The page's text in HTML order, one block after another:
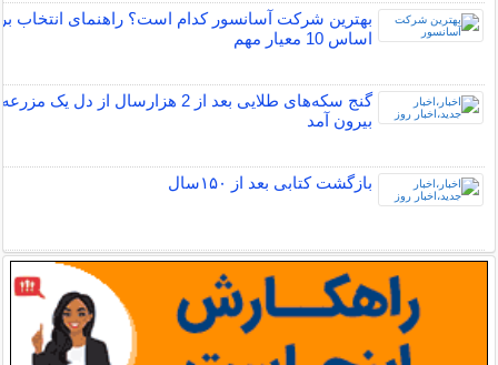
بهترین شرکت آسانسور کدام است؟ راهنمای انتخاب
اساس 10 معیار مهم
گنج سکه‌های طلایی بعد از 2 هزارسال از دل یک مزرعه
بیرون آمد
بازگشت کتابی بعد از ۱۵۰سال